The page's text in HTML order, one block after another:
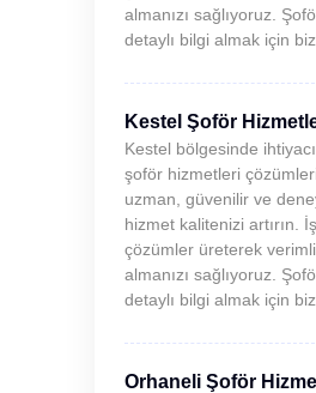
almanızı sağlıyoruz.
detaylı bilgi almak için
Kestel Şoför
Kestel bölgesinde
şoför hizmetleri
uzman, güvenilir ve
hizmet kalitenizi artırın.
çözümler üreterek
almanızı sağlıyoruz.
detaylı bilgi almak için
Orhaneli Şoför